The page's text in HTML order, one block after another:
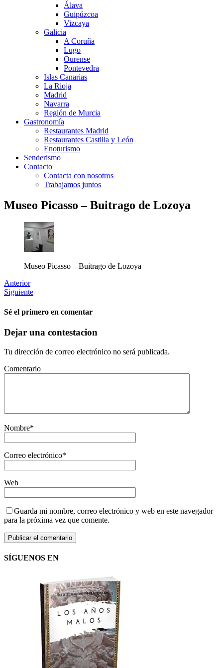
Álava
Guipúzcoa
Vizcaya
Galicia
A Coruña
Lugo
Ourense
Pontevedra
Islas Canarias
La Rioja
Madrid
Navarra
Región de Murcia
Gastronomía
Restaurantes Madrid
Restaurantes Castilla y León
Enoturismo
Senderismo
Contacto
Contacta con nosotros
Trabajamos juntos
Museo Picasso – Buitrago de Lozoya
Museo Picasso – Buitrago de Lozoya
Anterior
Siguiente
Sé el primero en comentar
Dejar una contestacion
Tu dirección de correo electrónico no será publicada.
Comentario
Nombre*
Correo electrónico*
Web
Guarda mi nombre, correo electrónico y web en este navegador
para la próxima vez que comente.
SÍGUENOS EN